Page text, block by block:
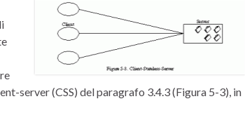
server (CSS) del paragrafo 3.4.3 (Figura 5-3), in